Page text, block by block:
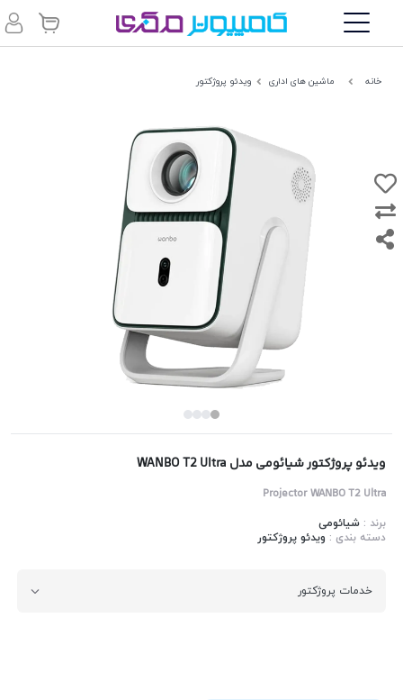
خانه ماشین های اداری ویدئو پروژکتور
ویدئو پروژکتور شیائومی مدل WANBO T2 Ultra
Projector WANBO T2 Ultra
برند :شیائومی
دسته بندی : ویدئو پروژکتور
خدمات پروژکتور